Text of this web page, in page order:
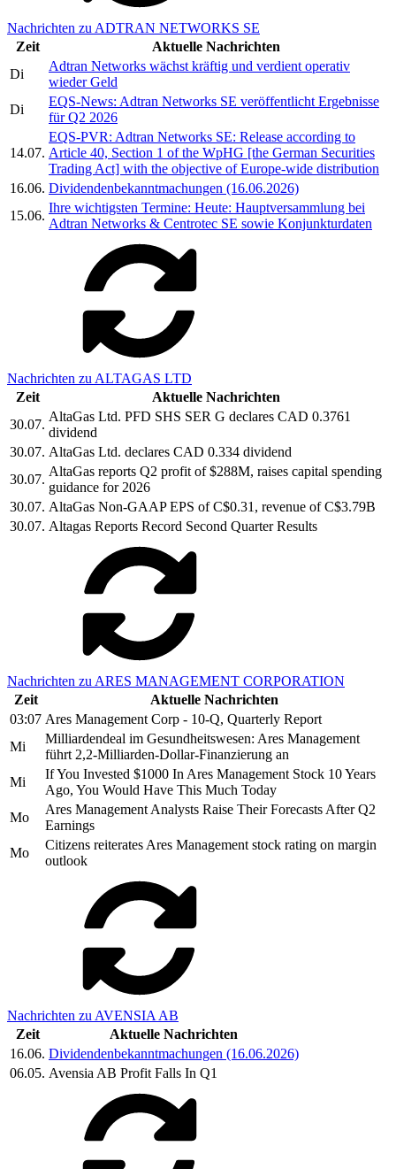
Nachrichten zu ADTRAN NETWORKS SE
Zeit
Aktuelle Nachrichten
Di
Adtran Networks wächst kräftig und verdient operativ
wieder Geld
Di
EQS-News: Adtran Networks SE veröffentlicht Ergebnisse
für Q2 2026
14.07.
EQS-PVR: Adtran Networks SE: Release according to
Article 40, Section 1 of the WpHG [the German Securities
Trading Act] with the objective of Europe-wide distribution
16.06. Dividendenbekanntmachungen (16.06.2026)
15.06.
Ihre wichtigsten Termine: Heute: Hauptversammlung bei
Adtran Networks & Centrotec SE sowie Konjunkturdaten
Nachrichten zu ALTAGAS LTD
Zeit
Aktuelle Nachrichten
30.07.
AltaGas Ltd. PFD SHS SER G declares CAD 0.3761
dividend
30.07. AltaGas Ltd. declares CAD 0.334 dividend
30.07.
AltaGas reports Q2 profit of $288M, raises capital spending
guidance for 2026
30.07. AltaGas Non-GAAP EPS of C$0.31, revenue of C$3.79B
30.07. Altagas Reports Record Second Quarter Results
Nachrichten zu ARES MANAGEMENT CORPORATION
Zeit
Aktuelle Nachrichten
03:07 Ares Management Corp - 10-Q, Quarterly Report
Mi
Milliardendeal im Gesundheitswesen: Ares Management
führt 2,2-Milliarden-Dollar-Finanzierung an
Mi
If You Invested $1000 In Ares Management Stock 10 Years
Ago, You Would Have This Much Today
Mo
Ares Management Analysts Raise Their Forecasts After Q2
Earnings
Mo
Citizens reiterates Ares Management stock rating on margin
outlook
Nachrichten zu AVENSIA AB
Zeit
Aktuelle Nachrichten
16.06. Dividendenbekanntmachungen (16.06.2026)
06.05. Avensia AB Profit Falls In Q1